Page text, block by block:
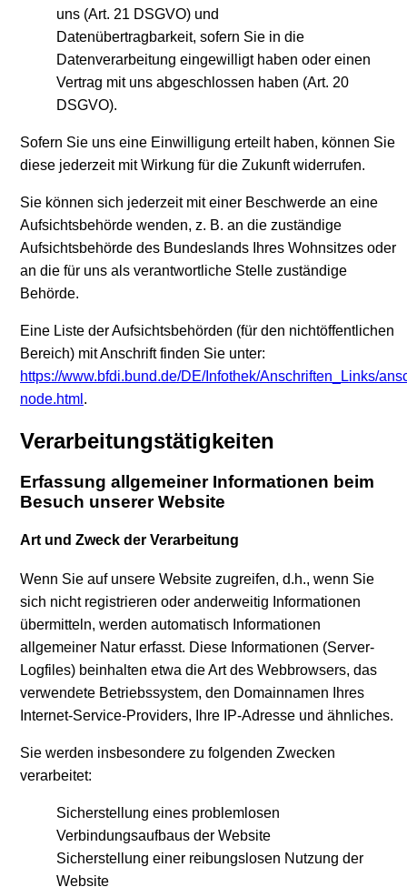
uns (Art. 21 DSGVO) und
Datenübertragbarkeit, sofern Sie in die
Datenverarbeitung eingewilligt haben oder einen
Vertrag mit uns abgeschlossen haben (Art. 20
DSGVO).
Sofern Sie uns eine Einwilligung erteilt haben, können Sie
diese jederzeit mit Wirkung für die Zukunft widerrufen.
Sie können sich jederzeit mit einer Beschwerde an eine
Aufsichtsbehörde wenden, z. B. an die zuständige
Aufsichtsbehörde des Bundeslands Ihres Wohnsitzes oder
an die für uns als verantwortliche Stelle zuständige
Behörde.
Eine Liste der Aufsichtsbehörden (für den nichtöffentlichen
Bereich) mit Anschrift finden Sie unter:
https://www.bfdi.bund.de/DE/Infothek/Anschriften_Links/
node.html .
Verarbeitungstätigkeiten
Erfassung allgemeiner Informationen beim
Besuch unserer Website
Art und Zweck der Verarbeitung
Wenn Sie auf unsere Website zugreifen, d.h., wenn Sie
sich nicht registrieren oder anderweitig Informationen
übermitteln, werden automatisch Informationen
allgemeiner Natur erfasst. Diese Informationen (Server-
Logfiles) beinhalten etwa die Art des Webbrowsers, das
verwendete Betriebssystem, den Domainnamen Ihres
Internet-Service-Providers, Ihre IP-Adresse und ähnliches.
Sie werden insbesondere zu folgenden Zwecken
verarbeitet:
Sicherstellung eines problemlosen
Verbindungsaufbaus der Website
Sicherstellung einer reibungslosen Nutzung der
Website